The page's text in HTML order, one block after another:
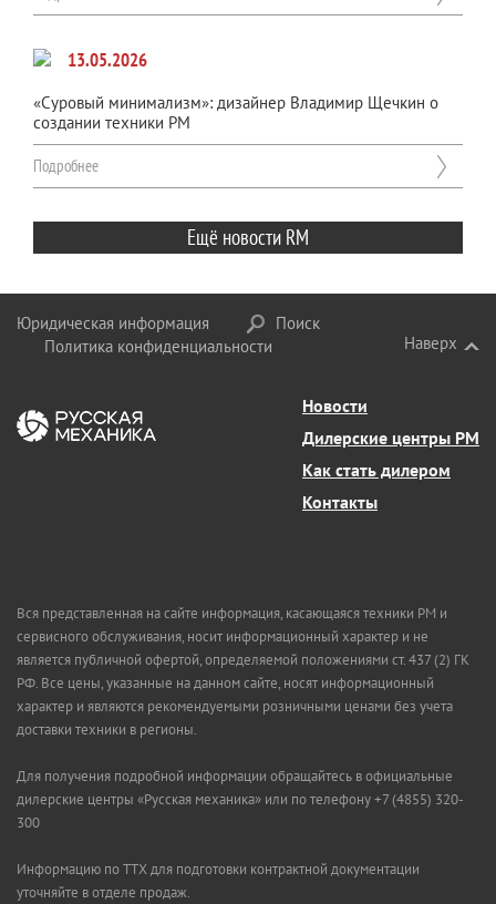
13.05.2026
«Суровый минимализм»: дизайнер Владимир Щечкин о
создании техники РМ
Подробнее
Ещё новости RM
Юридическая информация
Поиск
Политика конфиденциальности
Наверх
Новости
Дилерские центры РМ
Как стать дилером
Контакты
Вся представленная на сайте информация, касающаяся техники РМ и
сервисного обслуживания, носит информационный характер и не
является публичной офертой, определяемой положениями ст. 437 (2) ГК
РФ. Все цены, указанные на данном сайте, носят информационный
характер и являются рекомендуемыми розничными ценами без учета
доставки техники в регионы.
Для получения подробной информации обращайтесь в официальные
дилерские центры «Русская механика» или по телефону +7 (4855) 320-
300
Информацию по ТТХ для подготовки контрактной документации
уточняйте в отделе продаж.